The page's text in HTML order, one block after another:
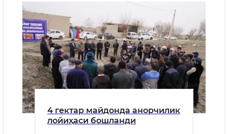
4 гектар майдонда анорчилик
лойиҳаси бошланди